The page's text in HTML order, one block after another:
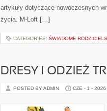
artykuły dotyczące nowoczesnych
życia. M-Loft […]
CATEGORIES: ŚWIADOME
DRESY I ODZIEŻ
POSTED BY ADMIN CZE - 1 - 2026